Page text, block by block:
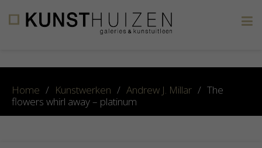
Home / Kunstwerken / Andrew J. Millar / The
flowers whirl away – platinum